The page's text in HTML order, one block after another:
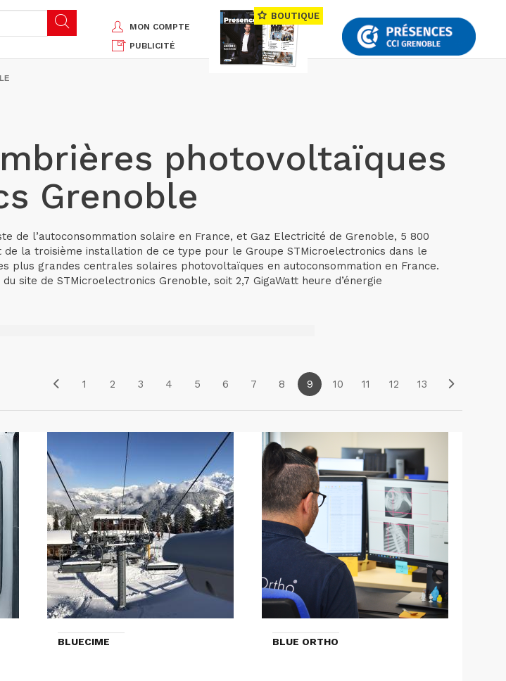
MON COMPTE
PUBLICITÉ
BOUTIQUE
photovoltaïques
Grenoble
de l’autoconsommation solaire en France, et Gaz Electricité de Grenoble, 5 800
la troisième installation de ce type pour le Groupe STMicroelectronics dans le
plus grandes centrales solaires photovoltaïques en autoconsommation en France.
site de STMicroelectronics Grenoble, soit 2,7 GigaWatt heure d’énergie
1 2 3 4 5 6 7 8 9 10 11 12 13
BLUECIME BLUE ORTHO